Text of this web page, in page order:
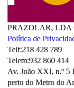
PRAZOLAR, LDA
Política de
Telf:218 428 789
Telem:932 860 414
Av. João XXI, n.º 5
perto do Metro do